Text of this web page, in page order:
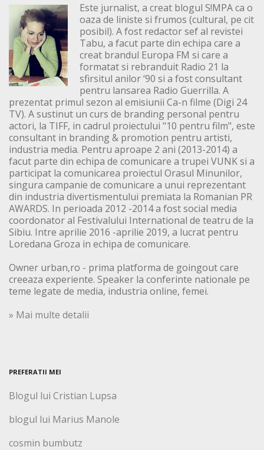
Este jurnalist, a creat blogul S!MPA ca o
oaza de liniste si frumos (cultural, pe cit
posibil). A fost redactor sef al revistei
Tabu, a facut parte din echipa care a
creat brandul Europa FM si care a
formatat si rebranduit Radio 21 la
sfirsitul anilor ‘90 si a fost consultant
pentru lansarea Radio Guerrilla. A
prezentat primul sezon al emisiunii Ca-n filme (Digi 24
TV). A sustinut un curs de branding personal pentru
actori, la TIFF, in cadrul proiectului "10 pentru film", este
consultant in branding & promotion pentru artisti,
industria media. Pentru aproape 2 ani (2013-2014) a
facut parte din echipa de comunicare a trupei VUNK si a
participat la comunicarea proiectul Orasul Minunilor,
singura campanie de comunicare a unui reprezentant
din industria divertismentului premiata la Romanian PR
AWARDS. In perioada 2012 -2014 a fost social media
coordonator al Festivalului International de teatru de la
Sibiu. Intre aprilie 2016 -aprilie 2019, a lucrat pentru
Loredana Groza in echipa de comunicare.
Owner urban,ro - prima platforma de goingout care
creeaza experiente. Speaker la conferinte nationale pe
teme legate de media, industria online, femei.
» Mai multe detalii
PREFERATII MEI
Blogul lui Cristian Lupsa
blogul lui Marius Manole
cosmin bumbutz